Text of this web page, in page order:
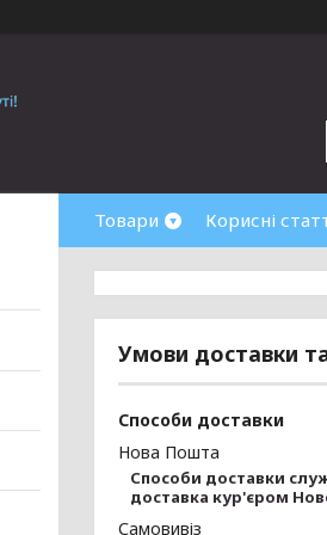
Товари Корисні
Умови доставки
Способи доставки
Нова Пошта
Способи доставки
доставка кур'єром
Самовивіз